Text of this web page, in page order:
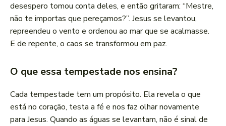
desespero tomou conta deles, e então gritaram: “Mestre,
não te importas que pereçamos?”. Jesus se levantou,
repreendeu o vento e ordenou ao mar que se acalmasse.
E de repente, o caos se transformou em paz.
O que essa tempestade nos ensina?
Cada tempestade tem um propósito. Ela revela o que
está no coração, testa a fé e nos faz olhar novamente
para Jesus. Quando as águas se levantam, não é sinal de